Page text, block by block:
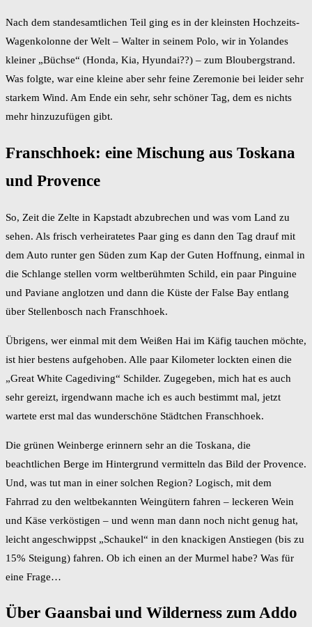
Nach dem standesamtlichen Teil ging es in der kleinsten Hochzeits-
Wagenkolonne der Welt – Walter in seinem Polo, wir in Yolandes
kleiner „Büchse“ (Honda, Kia, Hyundai??) – zum Bloubergstrand.
Was folgte, war eine kleine aber sehr feine Zeremonie bei leider sehr
starkem Wind. Am Ende ein sehr, sehr schöner Tag, dem es nichts
mehr hinzuzufügen gibt.
Franschhoek: eine Mischung aus Toskana
und Provence
So, Zeit die Zelte in Kapstadt abzubrechen und was vom Land zu
sehen. Als frisch verheiratetes Paar ging es dann den Tag drauf mit
dem Auto runter gen Süden zum Kap der Guten Hoffnung, einmal in
die Schlange stellen vorm weltberühmten Schild, ein paar Pinguine
und Paviane anglotzen und dann die Küste der False Bay entlang
über Stellenbosch nach Franschhoek.
Übrigens, wer einmal mit dem Weißen Hai im Käfig tauchen möchte,
ist hier bestens aufgehoben. Alle paar Kilometer lockten einen die
„Great White Cagediving“ Schilder. Zugegeben, mich hat es auch
sehr gereizt, irgendwann mache ich es auch bestimmt mal, jetzt
wartete erst mal das wunderschöne Städtchen Franschhoek.
Die grünen Weinberge erinnern sehr an die Toskana, die
beachtlichen Berge im Hintergrund vermitteln das Bild der Provence.
Und, was tut man in einer solchen Region? Logisch, mit dem
Fahrrad zu den weltbekannten Weingütern fahren – leckeren Wein
und Käse verköstigen – und wenn man dann noch nicht genug hat,
leicht angeschwippst „Schaukel“ in den knackigen Anstiegen (bis zu
15% Steigung) fahren. Ob ich einen an der Murmel habe? Was für
eine Frage…
Über Gaansbai und Wilderness zum Addo